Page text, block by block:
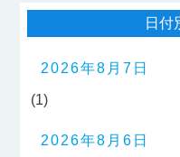
日付
2026年8月7日
(1)
2026年8月6日